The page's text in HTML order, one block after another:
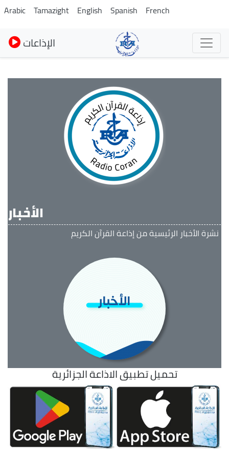
Skip
to
main
content
Arabic Tamazight English Spanish French
الإذاعات
الأخبار
نشرة الأخبار الرئيسية من إذاعة القرآن الكريم
تحميل تطبيق الاذاعة الجزائرية